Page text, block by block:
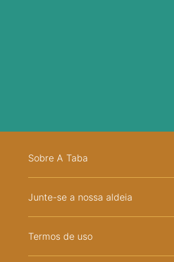
Sobre A Taba
Junte-se a nossa aldeia
Termos de uso